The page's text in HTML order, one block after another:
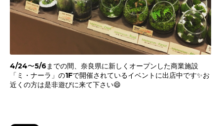
4/24〜5/6までの間、奈良県に新しくオープンした商業施設
「ミ・ナーラ」の1Fで開催されているイベントに出店中です✨お
近くの方は是非遊びに来て下さい😄